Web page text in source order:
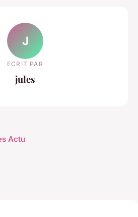
J
ECRIT PAR
jules
Actu